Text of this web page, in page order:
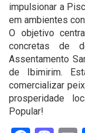
impulsionar a
em ambientes
O objetivo
concretas de
Assentamento
de Ibimirim.
comercializar
prosperidade
Popular!